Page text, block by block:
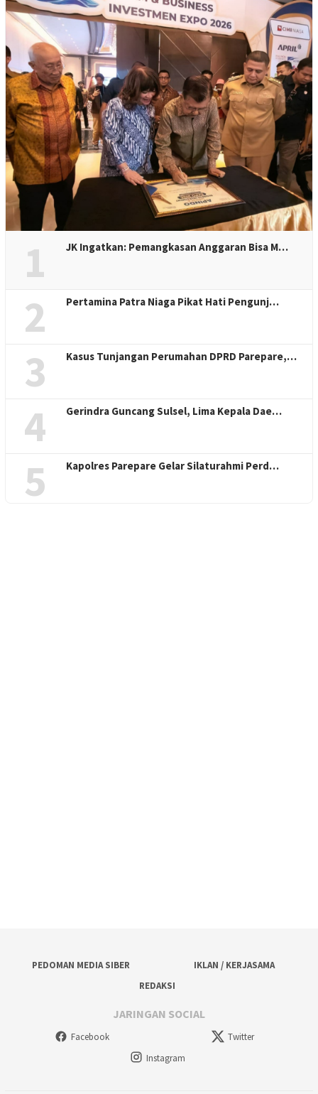
1 JK Ingatkan: Pemangkasan Anggaran Bisa M…
2 Pertamina Patra Niaga Pikat Hati Pengunj…
3 Kasus Tunjangan Perumahan DPRD Parepare,…
4 Gerindra Guncang Sulsel, Lima Kepala Dae…
5 Kapolres Parepare Gelar Silaturahmi Perd…
PEDOMAN MEDIA SIBER
IKLAN / KERJASAMA
REDAKSI
JARINGAN SOCIAL
Facebook
Twitter
Instagram